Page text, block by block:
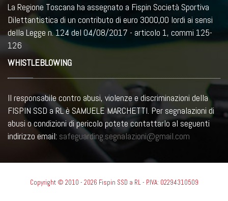
La Regione Toscana ha assegnato a Fispin Società Sportiva
Dilettantistica di un contributo di euro 3000,00 lordi ai sensi
della Legge n. 124 del 04/08/2017 - articolo 1, commi 125-
126
WHISTLEBLOWING
Il responsabile contro abusi, violenze e discriminazioni della
FISPIN SSD a RL è SAMUELE MARCHETTI. Per segnalazioni di
abusi o condizioni di pericolo potete contattarlo al seguenti
indirizzo email: safeguarding.segnalazioni@gmail.com
Copyright © 2010 - 2026 Fispin SSD a RL - P.IVA: 02294310509